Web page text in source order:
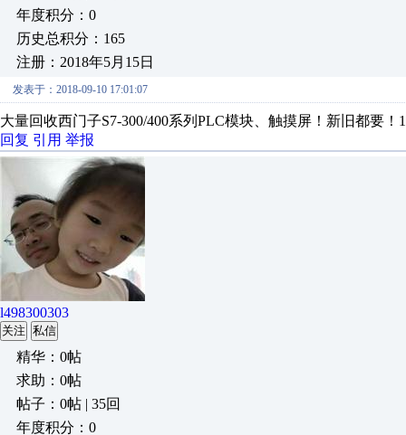
年度积分：0
历史总积分：165
注册：2018年5月15日
发表于：2018-09-10 17:01:07
大量回收西门子S7-300/400系列PLC模块、触摸屏！新旧都要！
回复 引用 举报
l498300303
关注 私信
精华：0帖
求助：0帖
帖子：0帖 | 35回
年度积分：0